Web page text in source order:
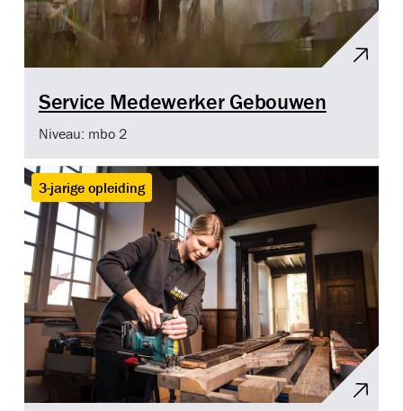
Service Medewerker Gebouwen
Niveau: mbo 2
3-jarige opleiding